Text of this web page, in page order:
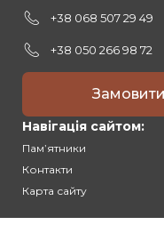
+38 068 507 29 49
+38 050 266 98 72
Навігація сайтом:
Памʼятники
Контакти
Карта сайту